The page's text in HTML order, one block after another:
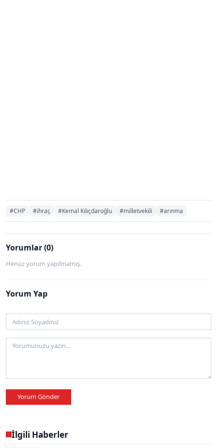
#CHP #ihraç #Kemal Kılıçdaroğlu #milletvekili #arınma
Yorumlar (0)
Henüz yorum yapılmamış.
Yorum Yap
Yorum Gönder
İlgili Haberler